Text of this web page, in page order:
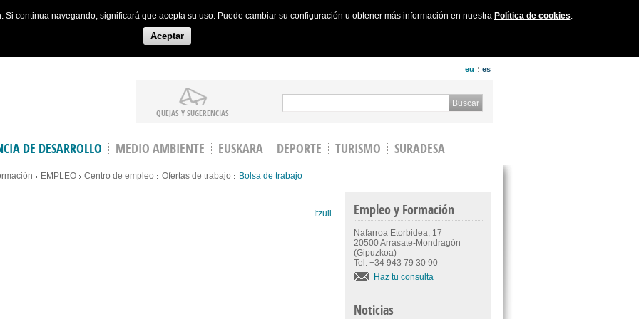
Si continua navegando, significará que acepta su uso. Puede cambiar su configuración u obtener más información en nuestra Política de cookies.
Aceptar
eu es
QUEJAS Y SUGERENCIAS
Search form
DE DESARROLLO MEDIO AMBIENTE EUSKARA DEPORTE TURISMO
SURADESA
EMPLEO Centro de empleo Ofertas de trabajo Bolsa de trabajo
Itzuli Empleo y Formación
Nafarroa Etorbidea, 17
20500 Arrasate-Mondragón
(Gipuzkoa)
Tel. +34 943 79 30 90
Haz tu consulta
Noticias